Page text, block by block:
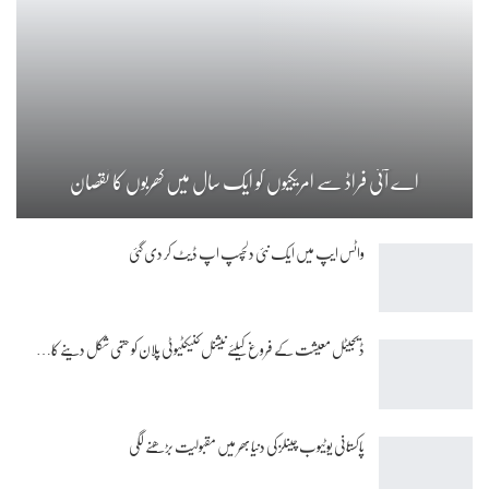
اے آئی فراڈ سے امریکیوں کو ایک سال میں کھربوں کا نقصان
واٹس ایپ میں ایک نئی دلچسپ اپ ڈیٹ کر دی گئی
ڈیجیٹل معیشت کے فروغ کیلئے نیشنل کنیکٹیوٹی پلان کو حتمی شکل دینے کا…
پاکستانی یوٹیوب چینلز کی دنیا بھر میں مقبولیت بڑھنے لگی